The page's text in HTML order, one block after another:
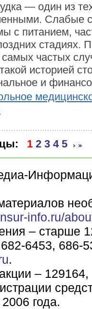
— один из
Слабые
с питанием,
стадиях.
самых частых
историей
и
1 2 3 4 5
info.ru/
– старше
6453, 686-
.
–
года.